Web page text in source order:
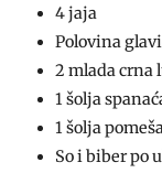
4 jaja
Polovina
2 mlada crna
1 šolja
1 šolja
So i biber po